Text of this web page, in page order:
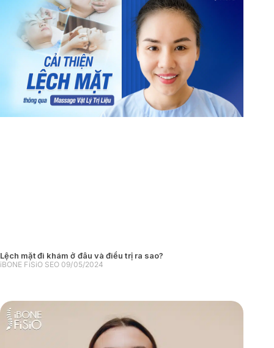
Lệch mặt đi khám ở đâu và điều trị ra sao?
iBONE FiSiO SEO 09/05/2024